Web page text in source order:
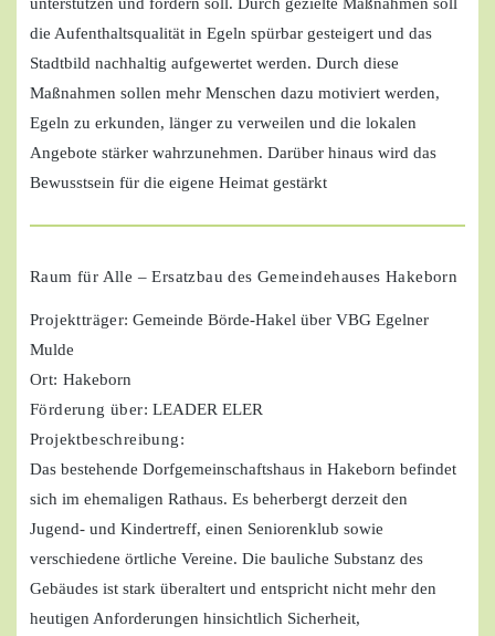
unterstützen und fördern soll. Durch gezielte Maßnahmen soll
die Aufenthaltsqualität in Egeln spürbar gesteigert und das
Stadtbild nachhaltig aufgewertet werden. Durch diese
Maßnahmen sollen mehr Menschen dazu motiviert werden,
Egeln zu erkunden, länger zu verweilen und die lokalen
Angebote stärker wahrzunehmen. Darüber hinaus wird das
Bewusstsein für die eigene Heimat gestärkt
Raum für Alle – Ersatzbau des Gemeindehauses Hakeborn
Projektträger: Gemeinde Börde-Hakel über VBG Egelner
Mulde
Ort: Hakeborn
Förderung über: LEADER ELER
Projektbeschreibung:
Das bestehende Dorfgemeinschaftshaus in Hakeborn befindet
sich im ehemaligen Rathaus. Es beherbergt derzeit den
Jugend- und Kindertreff, einen Seniorenklub sowie
verschiedene örtliche Vereine. Die bauliche Substanz des
Gebäudes ist stark überaltert und entspricht nicht mehr den
heutigen Anforderungen hinsichtlich Sicherheit,